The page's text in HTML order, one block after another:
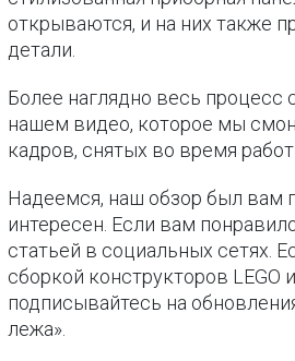
открываются, и на них также
детали.
Более наглядно весь процесс
нашем видео, которое мы
кадров, снятых во время
Надеемся, наш обзор был вам
интересен. Если вам
статьей в социальных сетях.
сборкой конструкторов LEGO
подписывайтесь на
лежа».